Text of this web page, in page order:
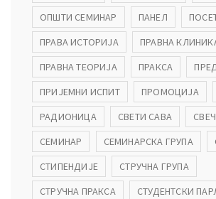
ОПШТИ СЕМИНАР
ПАНЕЛ
ПРАВА ИСТОРИЈА
ПРАВНА
ПРАВНА ТЕОРИЈА
ПРАКСА
ПРИЈЕМНИ ИСПИТ
ПРОМОЦИЈА
РАДИОНИЦА
СВЕТИ САВА
СЕМИНАР
СЕМИНАРСКА ГРУПА
СТИПЕНДИЈЕ
СТРУЧНА ГРУПА
СТРУЧНА ПРАКСА
СТУДЕНТСКИ